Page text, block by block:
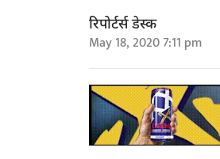
रिपोर्टर्स डेस्क
May 18, 2020 7:11 pm